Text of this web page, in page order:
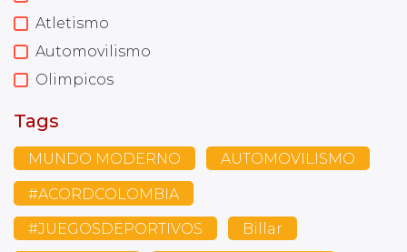
Atletismo
Automovilismo
Olimpicos
Tags
MUNDO MODERNO AUTOMOVILISMO
#ACORDCOLOMBIA
#JUEGOSDEPORTIVOS Billar